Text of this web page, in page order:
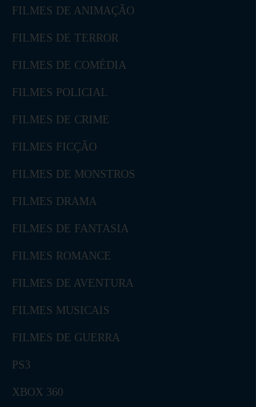
FILMES DE ANIMAÇÃO
FILMES DE TERROR
FILMES DE COMÉDIA
FILMES POLICIAL
FILMES DE CRIME
FILMES FICÇÃO
FILMES DE MONSTROS
FILMES DRAMA
FILMES DE FANTASIA
FILMES ROMANCE
FILMES DE AVENTURA
FILMES MUSICAIS
FILMES DE GUERRA
PS3
XBOX 360